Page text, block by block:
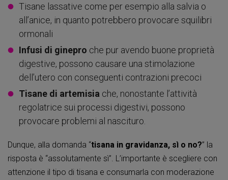
Tisane lassative come per esempio alla salvia o
all’anice, in quanto potrebbero provocare squilibri
ormonali
Infusi di ginepro che pur avendo buone proprietà
digestive, possono causare una stimolazione
dell’utero con conseguenti contrazioni precoci
Tisane di artemisia che, nonostante l’attività
regolatrice sui processi digestivi, possono
provocare problemi al nascituro.
Dunque, alla domanda “tisana in gravidanza, sì o no?” la
risposta è “assolutamente sì”. L’importante è scegliere con
attenzione il tipo di tisana e consumarla con moderazione